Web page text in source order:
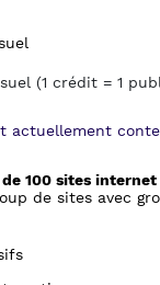
(1 crédit = 1
actuellement
100 sites
de sites avec